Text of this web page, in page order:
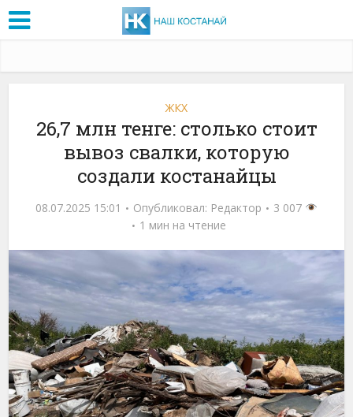
ЖКХ
26,7 млн тенге: столько стоит
вывоз свалки, которую
создали костанайцы
08.07.2025 15:01 Опубликовал: Редактор
3 007
1 мин на чтение